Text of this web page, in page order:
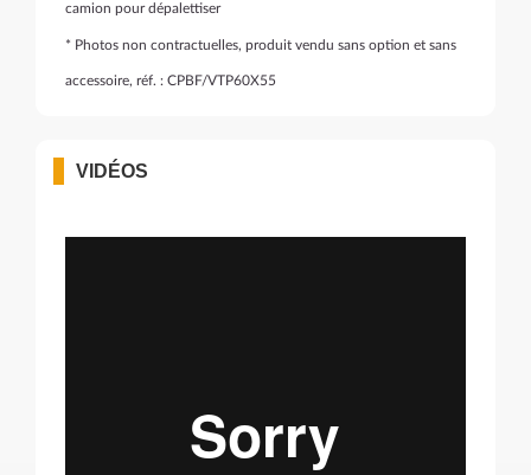
camion pour dépalettiser
* Photos non contractuelles, produit vendu sans option et sans
accessoire, réf. : CPBF/VTP60X55
VIDÉOS